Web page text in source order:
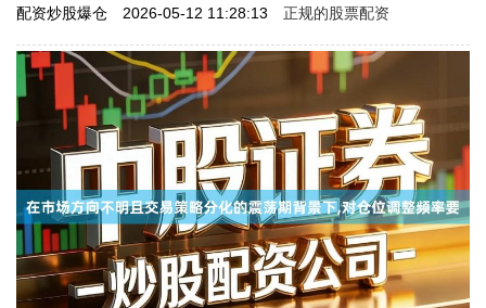
配资炒股爆仓 2026-05-12 11:28:13 正规的股票配资